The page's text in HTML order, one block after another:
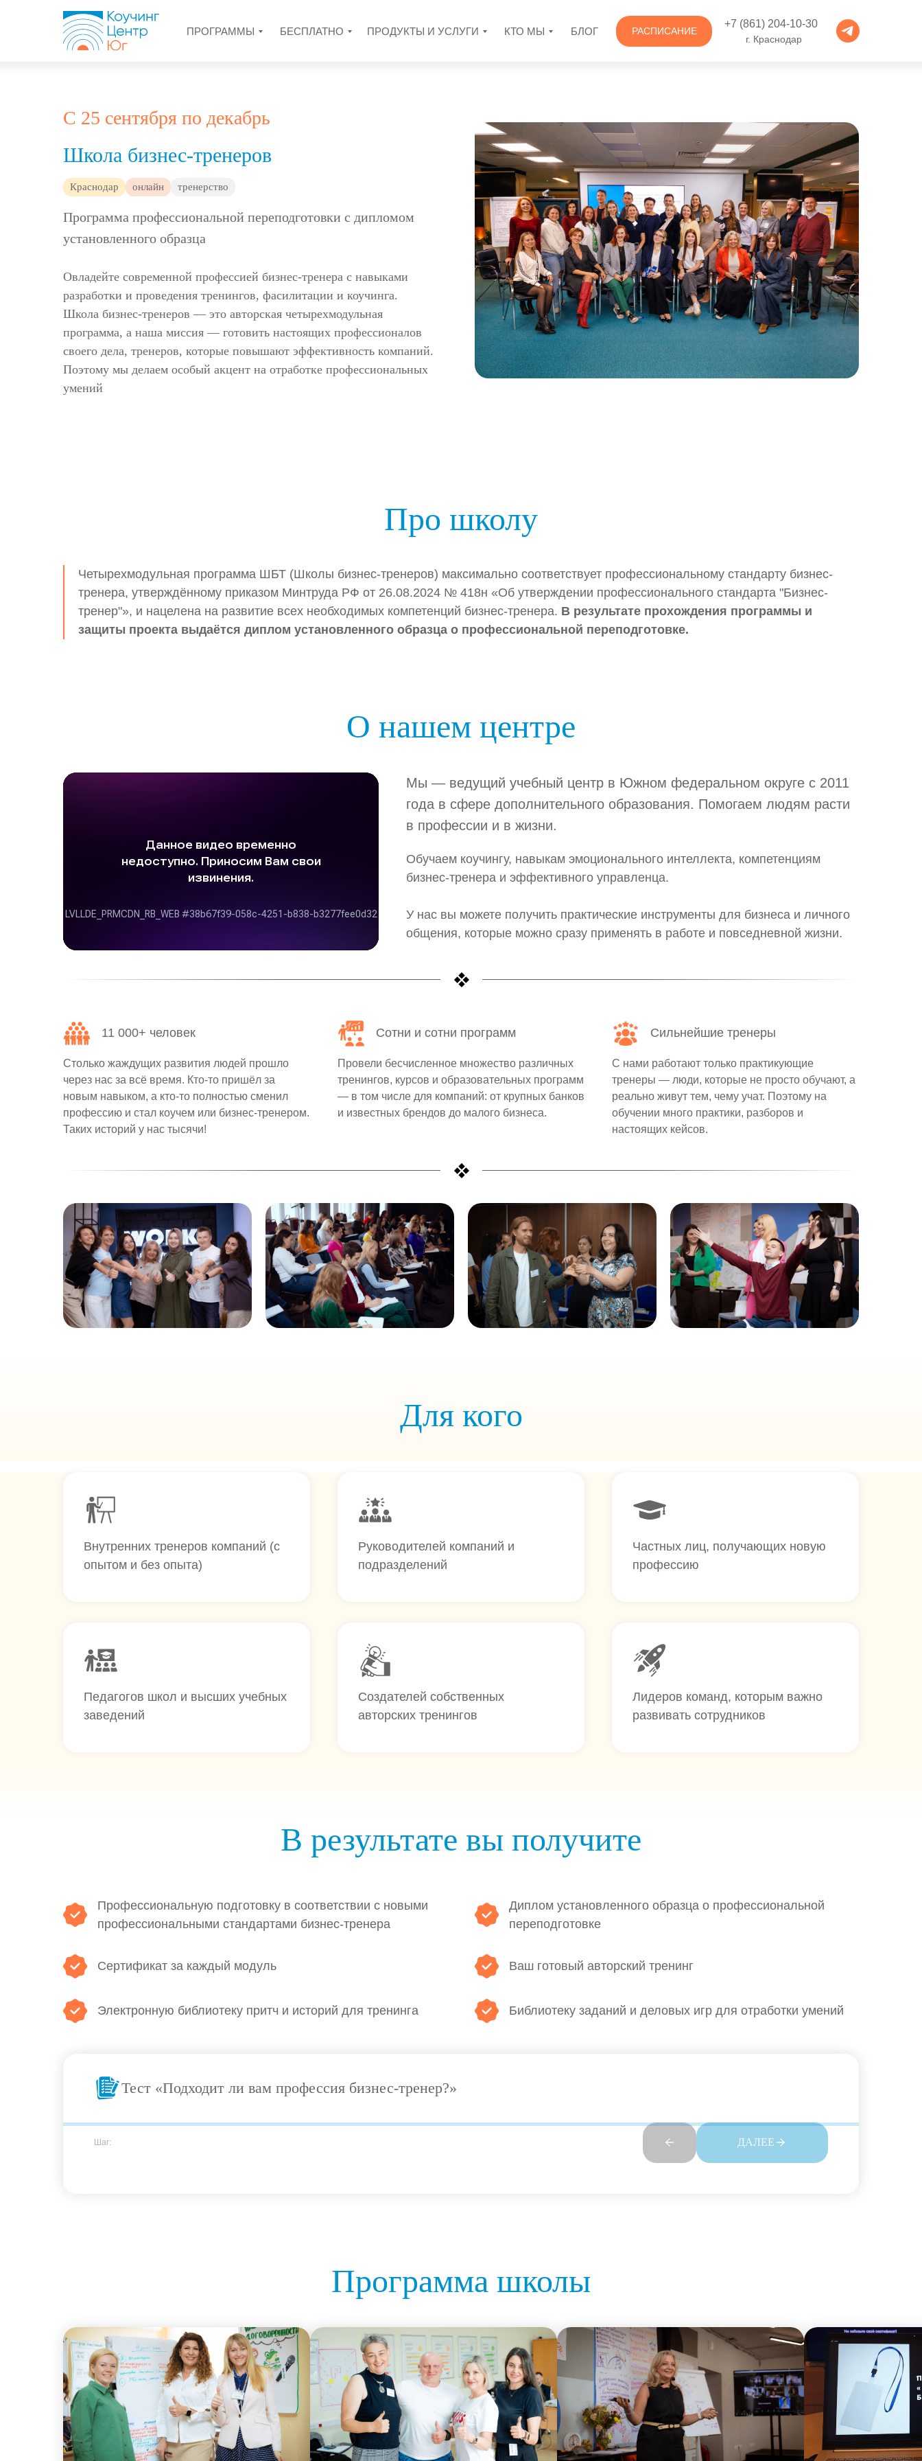
РАСПИСАНИЕ
ПРОГРАММЫ БЕСПЛАТНО ПРОДУКТЫ И УСЛУГИ КТО МЫ БЛОГ
+7 (861) 204-10-30
г. Краснодар
С 25 сентября по декабрь
Школа бизнес-тренеров
Краснодар онлайн тренерство
Программа профессиональной переподготовки c дипломом
установленного образца
Овладейте современной профессией бизнес-тренера с навыками
разработки и проведения тренингов, фасилитации и коучинга.
Школа бизнес-тренеров — это авторская четырехмодульная
программа, а наша миссия — готовить настоящих профессионалов
своего дела, тренеров, которые повышают эффективность компаний.
Поэтому мы делаем особый акцент на отработке профессиональных
умений
Про школу
Четырехмодульная программа ШБТ (Школы бизнес-тренеров) максимально соответствует профессиональному стандарту бизнес-
тренера, утверждённому приказом Минтруда РФ от 26.08.2024 № 418н «Об утверждении профессионального стандарта "Бизнес-
тренер"», и нацелена на развитие всех необходимых компетенций бизнес-тренера. В результате прохождения программы и
защиты проекта выдаётся диплом установленного образца о профессиональной переподготовке.
О нашем центре
Мы — ведущий учебный центр в Южном федеральном округе с 2011
года в сфере дополнительного образования. Помогаем людям расти
в профессии и в жизни.
Обучаем коучингу, навыкам эмоционального интеллекта, компетенциям
бизнес-тренера и эффективного управленца.
У нас вы можете получить практические инструменты для бизнеса и личного
общения, которые можно сразу применять в работе и повседневной жизни.
11 000+ человек
Столько жаждущих развития людей прошло
через нас за всё время. Кто-то пришёл за
новым навыком, а кто-то полностью сменил
профессию и стал коучем или бизнес-тренером.
Таких историй у нас тысячи!
Сотни и сотни программ
Провели бесчисленное множество различных
тренингов, курсов и образовательных программ
— в том числе для компаний: от крупных банков
и известных брендов до малого бизнеса.
Сильнейшие тренеры
С нами работают только практикующие
тренеры — люди, которые не просто обучают, а
реально живут тем, чему учат. Поэтому на
обучении много практики, разборов и
настоящих кейсов.
Для кого
Внутренних тренеров компаний (с
опытом и без опыта)
Руководителей компаний и
подразделений
Частных лиц, получающих новую
профессию
Педагогов школ и высших учебных
заведений
Создателей собственных
авторских тренингов
Лидеров команд, которым важно
развивать сотрудников
В результате вы получите
Профессиональную подготовку в соответствии с новыми
профессиональными стандартами бизнес-тренера
Диплом установленного образца о профессиональной
переподготовке
Сертификат за каждый модуль Ваш готовый авторский тренинг
Электронную библиотеку притч и историй для тренинга Библиотеку заданий и деловых игр для отработки умений
Тест «Подходит ли вам профессия бизнес-тренер?»
Шаг: ДАЛЕЕ
Программа школы